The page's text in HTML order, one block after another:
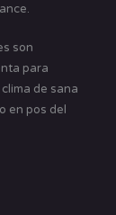
son
para
de sana
en pos del